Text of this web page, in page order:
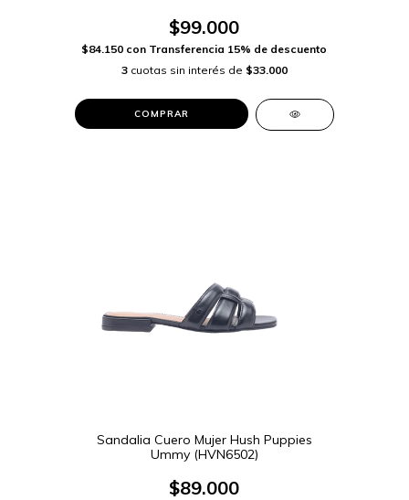
$99.000
$84.150 con Transferencia 15% de descuento
3 cuotas sin interés de $33.000
COMPRAR
Sandalia Cuero Mujer Hush Puppies
Ummy (HVN6502)
$89.000